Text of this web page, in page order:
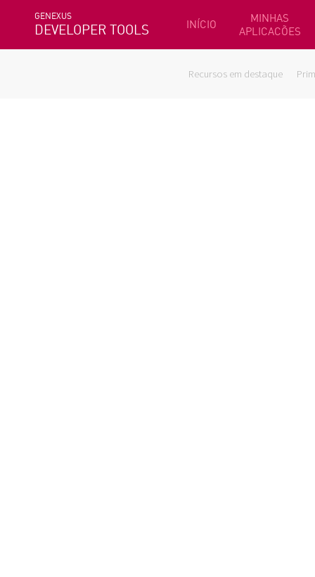
GENEXUS
DEVELOPER TOOLS INÍCIO
MINHAS
APLICACÕES
Recursos em destaque